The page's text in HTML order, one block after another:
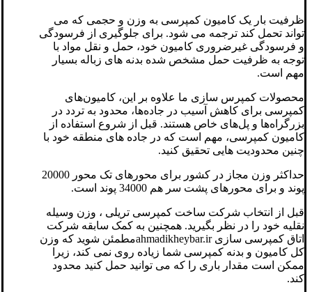
ظرفیت بار یک کامیون کمپرسی به وزن و حجمی که می
تواند تحمل کند ترجمه می شود. برای جلوگیری از فرسودگی
و فرسودگی غیرضروری کامیون خود، حمل و نقل مواد با
توجه به ظرفیت حمل مشخص شده بدنه های زباله بسیار
مهم است.
محصولات کمپرس سازی ما علاوه بر این، کامیون‌های
کمپرسی برای کاهش آسیب در جاده‌ها، محدود به تردد در
بزرگراه‌ها و پل‌های خاص هستند. قبل از شروع استفاده از
کامیون کمپرسی، مهم است که در جاده های منطقه خود با
چنین محدودیت هایی تحقیق کنید.
حداکثر وزن مجاز در کشور برای محورهای تک محور 20000
پوند و برای محورهای پشت سر هم 34000 پوند است.
قبل از انتخاب شرکت ساخت کمپرسی تریلی ، وزن وسیله
نقلیه خود را در نظر بگیرید. همچنین به کمک سابقه شرکت
اتاق کمپرسی سازی ahmadikheybar.irمطمئن شوید که وزن
کل کامیون و بدنه کمپرسی شما زیاده روی نمی کند، زیرا
ممکن است مقدار باری را که می توانید حمل کنید محدود
کند.